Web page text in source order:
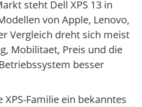
steht Dell XPS 13 in
von Apple, Lenovo,
Vergleich dreht sich meist
Mobilitaet, Preis und die
besser
Familie ein bekanntes